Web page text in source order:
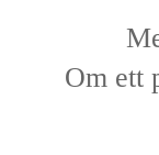
Om ett